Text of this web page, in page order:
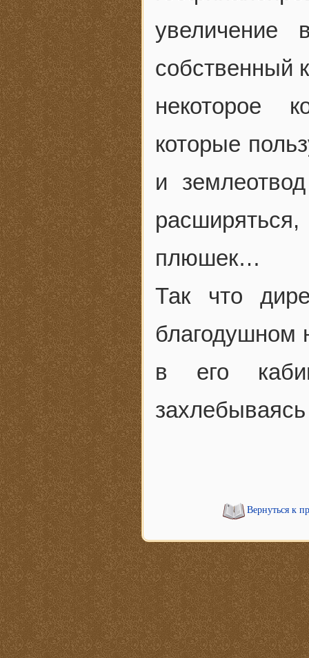
увеличение
собственный
некоторое
которые
и
плюшек…
Так что
благодушном
в его
Вернуться к